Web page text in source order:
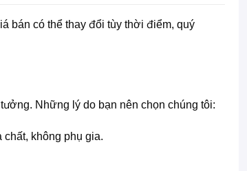
bán có thể thay đổi tùy thời điểm, quý
Những lý do bạn nên chọn chúng tôi:
không phụ gia.